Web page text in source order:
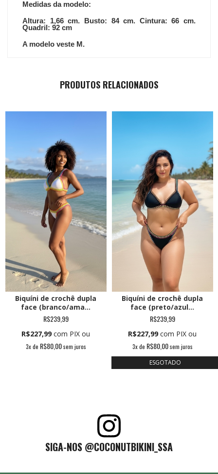
Medidas da modelo:
Altura: 1,66 cm. Busto: 84 cm. Cintura: 66 cm.
Quadril: 92 cm
A modelo veste M.
PRODUTOS RELACIONADOS
Biquíni de crochê dupla
face (branco/ama...
R$239,99
R$227,99 com PIX ou
3x de R$80,00sem juros
Biquíni de crochê dupla
face (preto/azul...
R$239,99
R$227,99 com PIX ou
3x de R$80,00sem juros
ESGOTADO
SIGA-NOS @COCONUTBIKINI_SSA